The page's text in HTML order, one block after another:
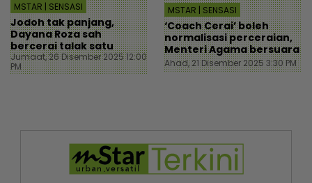
MSTAR | SENSASI
Jodoh tak panjang,
Dayana Roza sah
bercerai talak satu
Jumaat, 26 Disember 2025 12:00
PM
MSTAR | SENSASI
‘Coach Cerai’ boleh
normalisasi perceraian,
Menteri Agama bersuara
Ahad, 21 Disember 2025 3:30 PM